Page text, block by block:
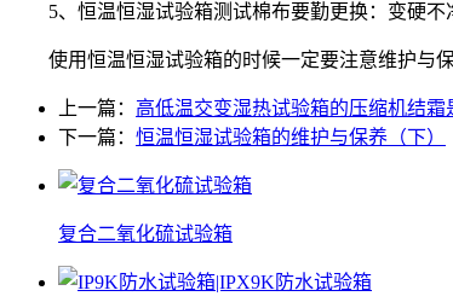
5、恒温恒湿试验箱测试棉布要勤更换：变硬不
使用恒温恒湿试验箱的时候一定要注意维护与保
上一篇： 高低温交变湿热试验箱的压缩机结霜
下一篇： 恒温恒湿试验箱的维护与保养（下）
复合二氧化硫试验箱